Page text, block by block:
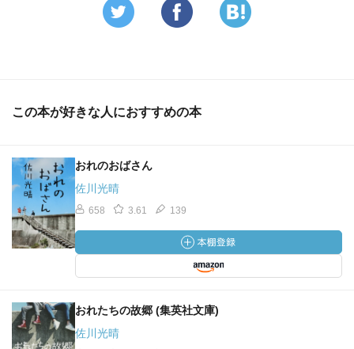
この本が好きな人におすすめの本
おれのおばさん
佐川光晴
658 3.61 139
おれたちの故郷 (集英社文庫)
佐川光晴